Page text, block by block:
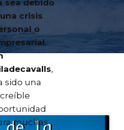
sea debido
crisis
o
,
sido una
muchas